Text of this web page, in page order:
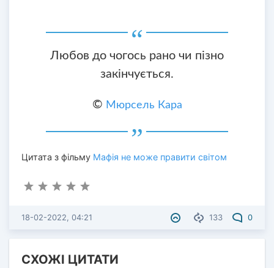
Любов до чогось рано чи пізно
закінчується.
© Мюрсель Кара
Цитата з фільму Мафія не може правити світом
133 0
18-02-2022, 04:21
СХОЖІ ЦИТАТИ